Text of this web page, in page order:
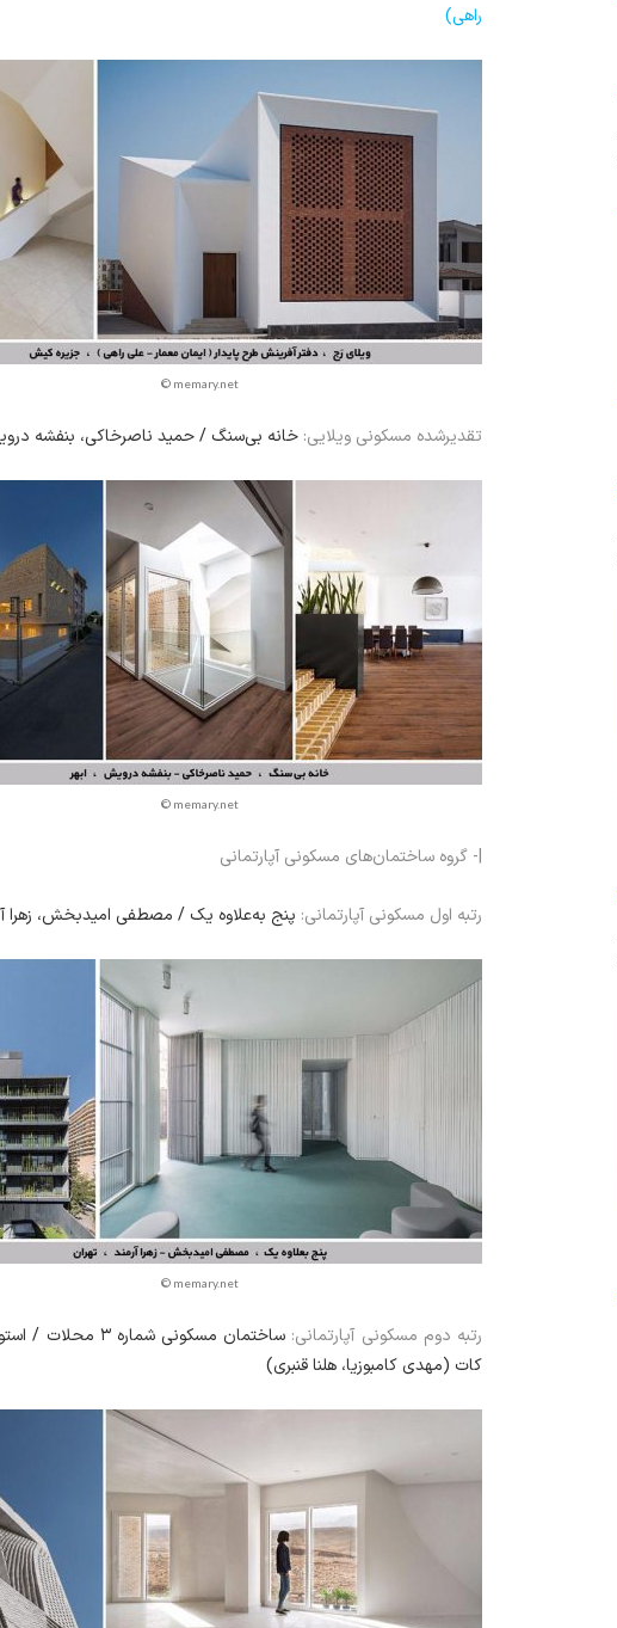
راهی)
© memary.net
تقدیرشده مسکونی ویلایی: خانه بی‌سنگ / حمید ناصرخاکی، بنفشه
© memary.net
|- گروه ساختمان‌های مسکونی آپارتمانی
رتبه اول مسکونی آپارتمانی: پنج به‌علاوه یک / مصطفی امیدبخش، زهرا
© memary.net
رتبه دوم مسکونی آپارتمانی:
ساختمان مسکونی شماره
کات (مهدی کامبوزیا، هلنا قنبری)